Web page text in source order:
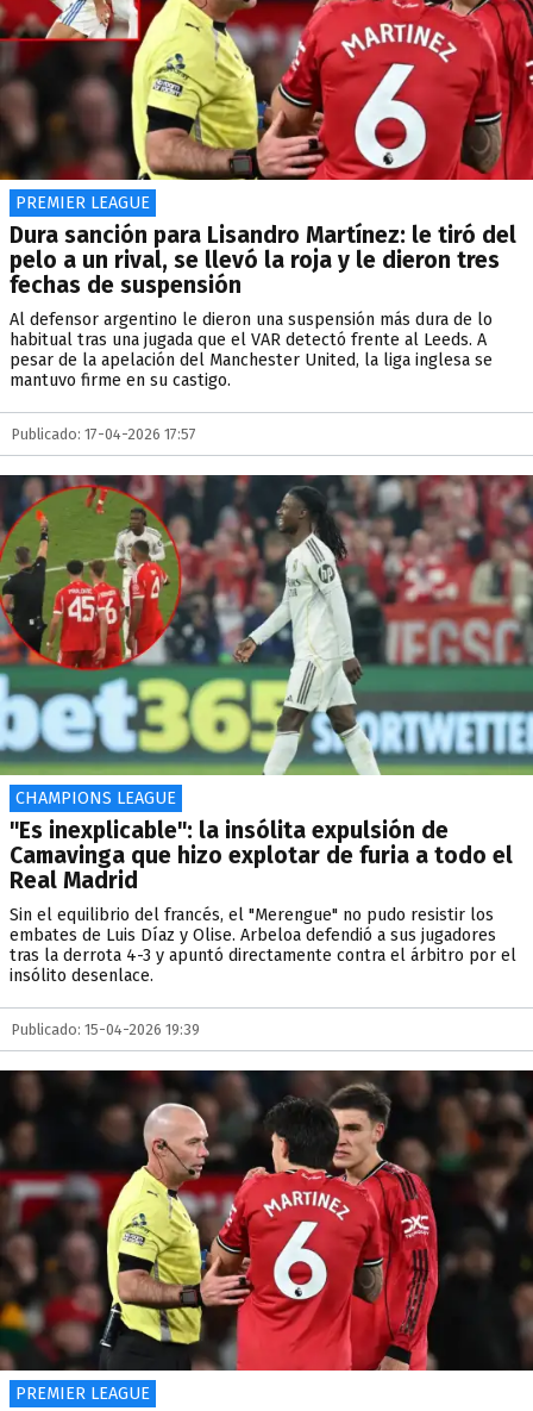
PREMIER LEAGUE
Dura sanción para Lisandro Martínez: le tiró del
pelo a un rival, se llevó la roja y le dieron tres
fechas de suspensión
Al defensor argentino le dieron una suspensión más dura de lo
habitual tras una jugada que el VAR detectó frente al Leeds. A
pesar de la apelación del Manchester United, la liga inglesa se
mantuvo firme en su castigo.
Publicado: 17-04-2026 17:57
CHAMPIONS LEAGUE
"Es inexplicable": la insólita expulsión de
Camavinga que hizo explotar de furia a todo el
Real Madrid
Sin el equilibrio del francés, el "Merengue" no pudo resistir los
embates de Luis Díaz y Olise. Arbeloa defendió a sus jugadores
tras la derrota 4-3 y apuntó directamente contra el árbitro por el
insólito desenlace.
Publicado: 15-04-2026 19:39
PREMIER LEAGUE